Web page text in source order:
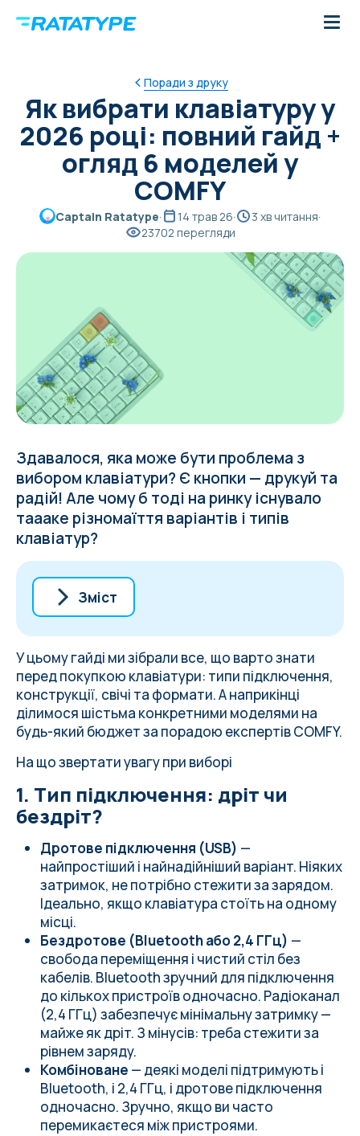
Поради з друку
Як вибрати клавіатуру у
2026 році: повний гайд +
огляд 6 моделей у
COMFY
Captain Ratatype· 14 трав 26· 3 хв читання·
23702 перегляди
Здавалося, яка може бути проблема з
вибором клавіатури? Є кнопки — друкуй та
радій! Але чому б тоді на ринку існувало
таааке різномаїття варіантів і типів
клавіатур?
Зміст
1. Тип підключення: дріт чи бездріт?
2. Конструкція клавіатури
3. Типи свічів (для механічних і
магнітних)
4. Формат (розмір)
5. Підсвітка
Як вибрати свою?
У цьому гайді ми зібрали все, що варто знати
перед покупкою клавіатури: типи підключення,
конструкції, свічі та формати. А наприкінці
ділимося шістьма конкретними моделями на
будь-який бюджет за порадою експертів COMFY.
На що звертати увагу при виборі
1. Тип підключення: дріт чи
бездріт?
Дротове підключення (USB) —
найпростіший і найнадійніший варіант. Ніяких
затримок, не потрібно стежити за зарядом.
Ідеально, якщо клавіатура стоїть на одному
місці.
Бездротове (Bluetooth або 2,4 ГГц) —
свобода переміщення і чистий стіл без
кабелів. Bluetooth зручний для підключення
до кількох пристроїв одночасно. Радіоканал
(2,4 ГГц) забезпечує мінімальну затримку —
майже як дріт. З мінусів: треба стежити за
рівнем заряду.
Комбіноване — деякі моделі підтримують і
Bluetooth, і 2,4 ГГц, і дротове підключення
одночасно. Зручно, якщо ви часто
перемикаєтеся між пристроями.